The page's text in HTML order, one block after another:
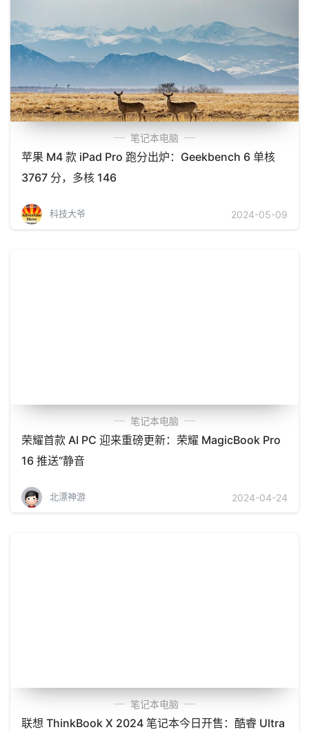
笔记本电脑
苹果 M4 款 iPad Pro 跑分出炉：Geekbench 6 单核
3767 分，多核 146
科技大爷 2024-05-09
笔记本电脑
荣耀首款 AI PC 迎来重磅更新：荣耀 MagicBook Pro
16 推送“静音
北漂神游 2024-04-24
笔记本电脑
联想 ThinkBook X 2024 笔记本今日开售：酷睿 Ultra